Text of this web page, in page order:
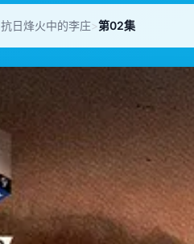
抗日烽火中的李庄>第02集